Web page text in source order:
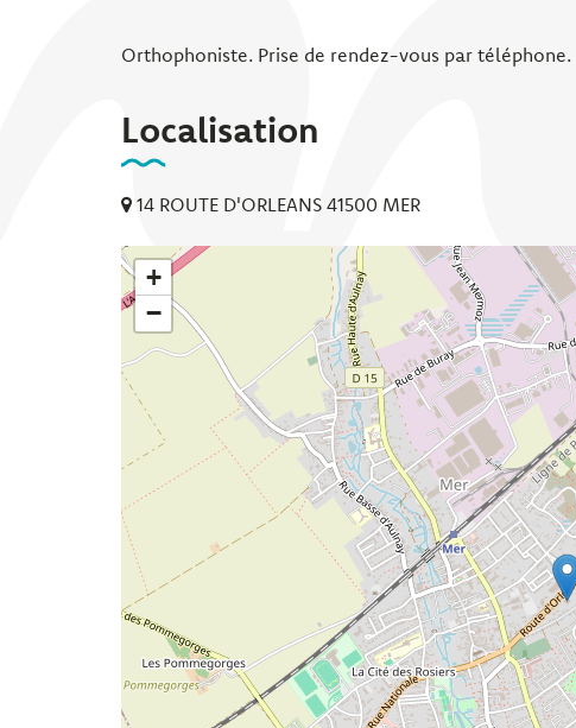
Orthophoniste. Prise de rendez-vous par téléphone.
Localisation
14 ROUTE D'ORLEANS 41500 MER
+
−